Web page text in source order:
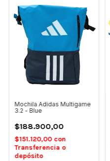
Mochila Adidas Multigame
3.2 - Blue
$188.900,00
$151.120,00 con
Transferencia o
depósito